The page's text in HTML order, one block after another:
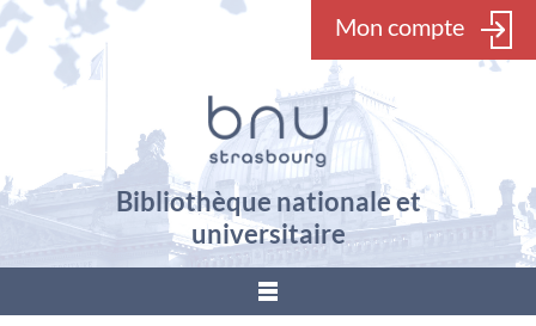
Mon compte
Bibliothèque nationale et
universitaire
???